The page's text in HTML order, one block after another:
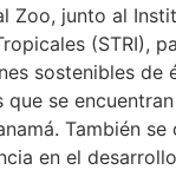
Zoo, junto al
(STRI),
sostenibles de
que se
También se
en el